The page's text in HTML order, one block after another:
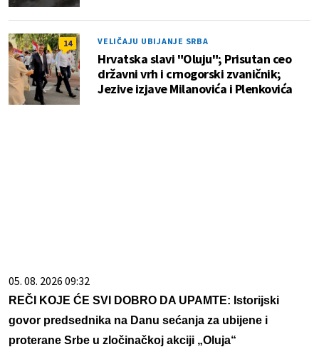
14 VELIČAJU UBIJANJE SRBA
Hrvatska slavi "Oluju"; Prisutan ceo
državni vrh i crnogorski zvaničnik;
Jezive izjave Milanovića i Plenkovića
05. 08. 2026 09:32
REČI KOJE ĆE SVI DOBRO DA UPAMTE: Istorijski
govor predsednika na Danu sećanja za ubijene i
proterane Srbe u zločinačkoj akciji „Oluja“